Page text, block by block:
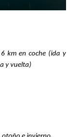
km en coche (ida y
y vuelta)